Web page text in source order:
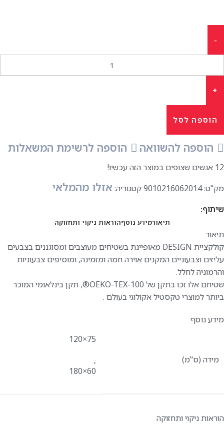
הוספה לסל
הוספה להשוואה הוספה לרשימת המשאלות
12 אנשים שצופים במוצר הזה עכשיו!
מק"ט:9010216062014קטגוריה: אזלו מהמלאי
שיתוף:
תיאורמידע נוסףהוראות ניקוי ותחזוקה
תיאור
קולקציית DESIGN מאופיינת בשטיחים מעוצבים ומסוגננים בצבעים
עליזים וצבעוניים המקנים אוירה חמה ומזמינה, ומוסיפים צבעוניות
והרמוניה לחלל.
שטיחם אלו זכו בתקן של OEKO-TEX-100®️, תקן בינלאומי המוכר
ביותר למוצרי טקסטיל אקולוגי בעולם .
מידע נוסף
מידה (ס"מ)
75×120
,
60×180
הוראות ניקוי ותחזוקה